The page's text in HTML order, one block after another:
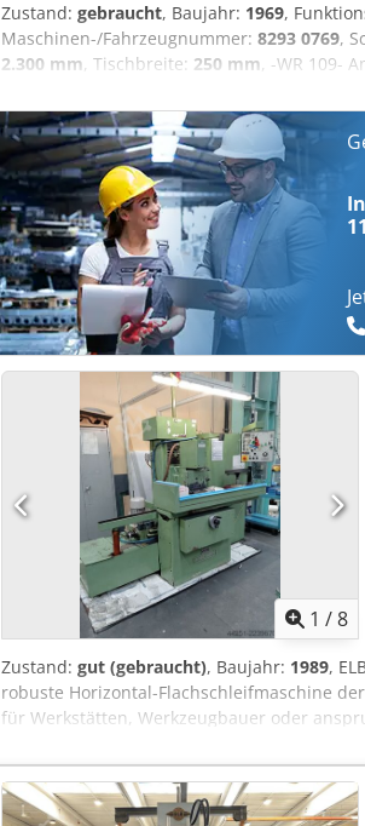
Zustand: gebraucht, Baujahr: 1969,
Maschinen-/Fahrzeugnummer: 8293 0769,
2.300 mm, Tischbreite: 250 mm, -WR 109-
Schleifmaschine. Dcedpjznb Sbjfx Aftjk
Die Flachschleifmaschine verfügt über
ca. 1200 mm x 300 mm Aufspannfläche:
400 mm max. Arbeitshöhe bei gebrauchter
Drehzahl Spindelmotor: 1440 U/min
U/min Die Maschine steht aktuell in einem
können nach Absprache bis zum
1 /8
Zustand: gut (gebraucht), Baujahr: 1989,
robuste Horizontal-Flachschleifmaschine
für Werkstätten, Werkzeugbauer oder
Planschleifen benötigen. Ausstattung &
inklusive der dazugehörigen 130V-
Separates, externes Absetzbecken
Bedienung: Übersichtliches, schwenkbares